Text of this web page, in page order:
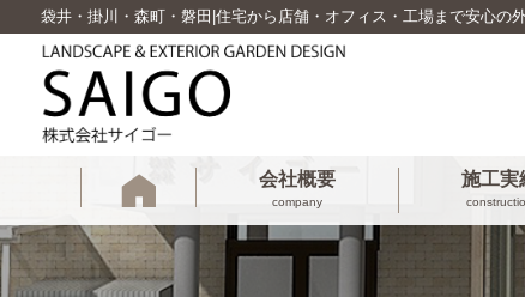
袋井・掛川・森町・磐田|住宅から店舗・オフィス・工場まで安心
会社概要
company
施工実